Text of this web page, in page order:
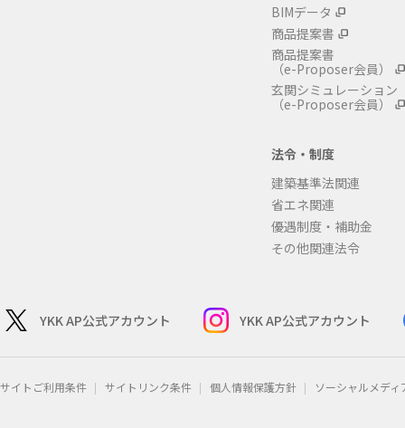
BIMデータ
商品提案書
商品提案書
（e-Proposer会員）
玄関シミュレーション
（e-Proposer会員）
法令・制度
建築基準法関連
省エネ関連
優遇制度・補助金
その他関連法令
YKK AP公式アカウント YKK AP公式アカウント
サイトご利用条件 サイトリンク条件 個人情報保護方針 ソーシャルメデ